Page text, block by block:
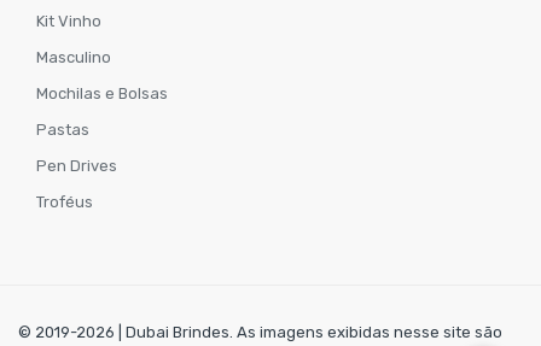
Kit Vinho
Masculino
Mochilas e Bolsas
Pastas
Pen Drives
Troféus
© 2019-2026 | Dubai Brindes. As imagens exibidas nesse site são